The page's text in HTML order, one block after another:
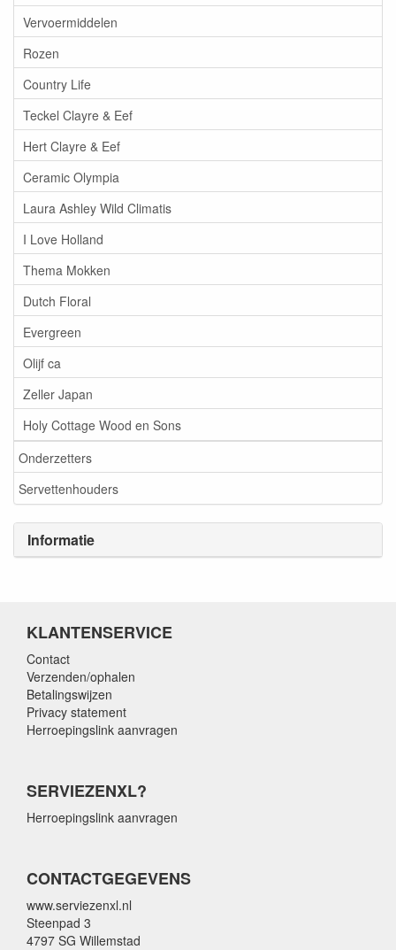
Vervoermiddelen
Rozen
Country Life
Teckel Clayre & Eef
Hert Clayre & Eef
Ceramic Olympia
Laura Ashley Wild Climatis
I Love Holland
Thema Mokken
Dutch Floral
Evergreen
Olijf ca
Zeller Japan
Holy Cottage Wood en Sons
Onderzetters
Servettenhouders
Informatie
KLANTENSERVICE
Contact
Verzenden/ophalen
Betalingswijzen
Privacy statement
Herroepingslink aanvragen
SERVIEZENXL?
Herroepingslink aanvragen
CONTACTGEGEVENS
www.serviezenxl.nl
Steenpad 3
4797 SG Willemstad